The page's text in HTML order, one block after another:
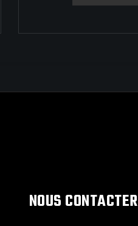
NOUS CONTACTER